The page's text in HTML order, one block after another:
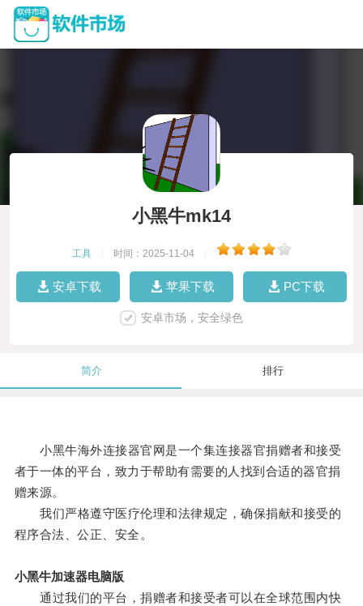
小黑牛mk14
工具 时间：2025-11-04
安卓下载 苹果下载 PC下载
安卓市场，安全绿色
简介 排行
小黑牛海外连接器官网是一个集连接器官捐赠者和接受
者于一体的平台，致力于帮助有需要的人找到合适的器官捐
赠来源。
我们严格遵守医疗伦理和法律规定，确保捐献和接受的
程序合法、公正、安全。
小黑牛加速器电脑版
通过我们的平台，捐赠者和接受者可以在全球范围内快